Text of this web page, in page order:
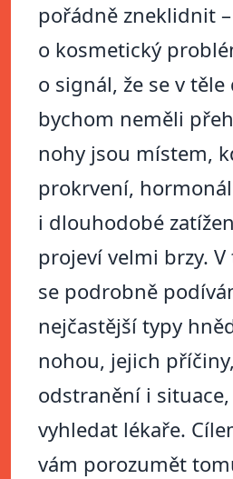
pořádně zneklidnit
o kosmetický
o signál, že se v těle
bychom neměli
nohy jsou místem,
prokrvení,
i dlouhodobé
projeví velmi brzy.
se podrobně
nejčastější typy
nohou, jejich
odstranění i
vyhledat lékaře.
vám porozumět